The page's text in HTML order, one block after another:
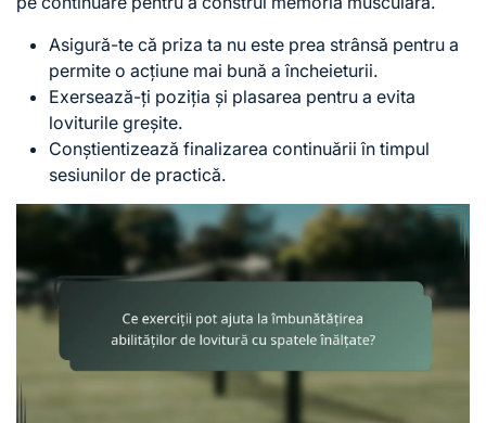
Asigură-te că priza ta nu este prea strânsă pentru a
permite o acțiune mai bună a încheieturii.
Exersează-ți poziția și plasarea pentru a evita
loviturile greșite.
Conștientizează finalizarea continuării în timpul
sesiunilor de practică.